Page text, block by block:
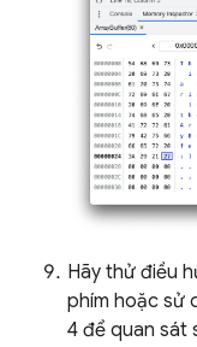
Hãy thử điều
phím hoặc sử
4 để quan sát